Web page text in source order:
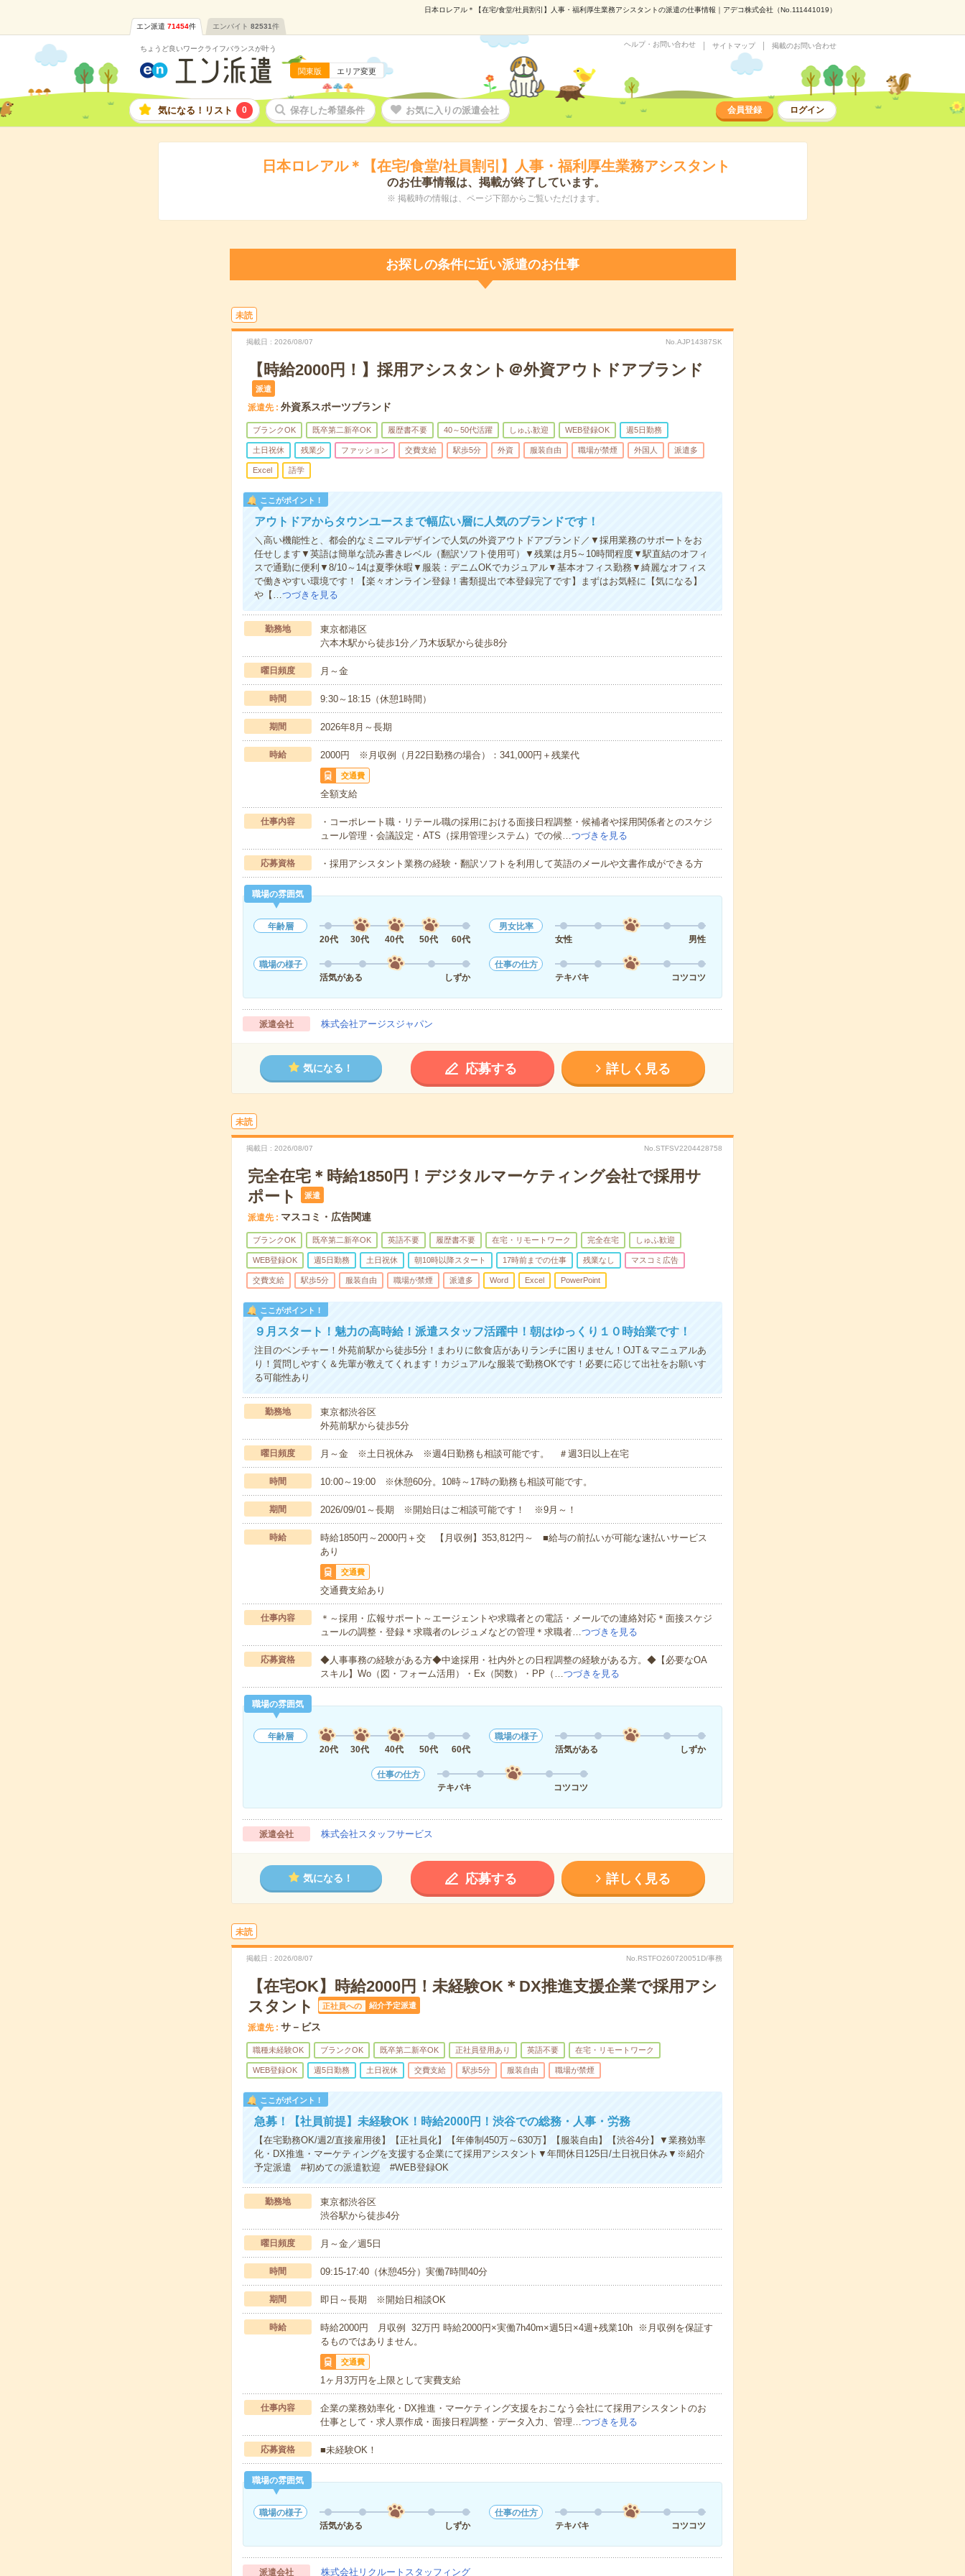
日本ロレアル＊【在宅/食堂/社員割引】人事・福利厚生業務アシスタントの派遣の仕事情報｜アデコ株式会社（No.111441019）
エン派遣 71454件 エンバイト 82531件
ちょうど良いワークライフバランスが叶う
関東版 エリア変更
ヘルプ・お問い合わせ サイトマップ 掲載のお問い合わせ
気になる！リスト 0 保存した希望条件 お気に入りの派遣会社 会員登録 ログイン
日本ロレアル＊【在宅/食堂/社員割引】人事・福利厚生業務アシスタント
のお仕事情報は、掲載が終了しています。
※ 掲載時の情報は、ページ下部からご覧いただけます。
お探しの条件に近い派遣のお仕事
未読
掲載日 2026/08/07 No.AJP14387SK
【時給2000円！】採用アシスタント＠外資アウトドアブランド
派遣
派遣先 外資系スポーツブランド
ブランクOK 既卒第二新卒OK 履歴書不要 40～50代活躍 しゅふ歓迎 WEB登録OK 週5日勤務
土日祝休 残業少 ファッション 交費支給 駅歩5分 外資 服装自由 職場が禁煙 外国人 派遣多
Excel 語学
ここがポイント！
アウトドアからタウンユースまで幅広い層に人気のブランドです！
＼高い機能性と、都会的なミニマルデザインで人気の外資アウトドアブランド／▼採用業務のサポートをお
任せします▼英語は簡単な読み書きレベル（翻訳ソフト使用可）▼残業は月5～10時間程度▼駅直結のオフィ
スで通勤に便利▼8/10～14は夏季休暇▼服装：デニムOKでカジュアル▼基本オフィス勤務▼綺麗なオフィス
で働きやすい環境です！【楽々オンライン登録！書類提出で本登録完了です】まずはお気軽に【気になる】
や【…つづきを見る
勤務地
東京都港区
六本木駅から徒歩1分／乃木坂駅から徒歩8分
曜日頻度 月～金
時間 9:30～18:15（休憩1時間）
期間 2026年8月～長期
時給 2000円 ※月収例（月22日勤務の場合）：341,000円＋残業代
交通費
全額支給
仕事内容
・コーポレート職・リテール職の採用における面接日程調整・候補者や採用関係者とのスケジ
ュール管理・会議設定・ATS（採用管理システム）での候…つづきを見る
応募資格 ・採用アシスタント業務の経験・翻訳ソフトを利用して英語のメールや文書作成ができる方
職場の雰囲気
年齢層
20代
30代 40代 50代 60代
男女比率
女性
男性
職場の様子
活気がある
しずか
仕事の仕方
テキパキ
コツコツ
派遣会社 株式会社アージスジャパン
気になる！ 応募する 詳しく見る
未読
掲載日 2026/08/07 No.STFSV2204428758
完全在宅＊時給1850円！デジタルマーケティング会社で採用サ
ポート
派遣
派遣先 マスコミ・広告関連
ブランクOK 既卒第二新卒OK 英語不要 履歴書不要 在宅・リモートワーク 完全在宅 しゅふ歓迎
WEB登録OK 週5日勤務 土日祝休 朝10時以降スタート 17時前までの仕事 残業なし マスコミ広告
交費支給 駅歩5分 服装自由 職場が禁煙 派遣多 Word Excel PowerPoint
ここがポイント！
９月スタート！魅力の高時給！派遣スタッフ活躍中！朝はゆっくり１０時始業です！
注目のベンチャー！外苑前駅から徒歩5分！まわりに飲食店がありランチに困りません！OJT＆マニュアルあ
り！質問しやすく＆先輩が教えてくれます！カジュアルな服装で勤務OKです！必要に応じて出社をお願いす
る可能性あり
勤務地
東京都渋谷区
外苑前駅から徒歩5分
曜日頻度 月～金 ※土日祝休み ※週4日勤務も相談可能です。 ＃週3日以上在宅
時間 10:00～19:00 ※休憩60分。10時～17時の勤務も相談可能です。
期間 2026/09/01～長期 ※開始日はご相談可能です！ ※9月～！
時給
時給1850円～2000円＋交 【月収例】353,812円～ ■給与の前払いが可能な速払いサービス
あり
交通費
交通費支給あり
仕事内容
＊～採用・広報サポート～エージェントや求職者との電話・メールでの連絡対応＊面接スケジ
ュールの調整・登録＊求職者のレジュメなどの管理＊求職者…つづきを見る
応募資格
◆人事事務の経験がある方◆中途採用・社内外との日程調整の経験がある方。◆【必要なOA
スキル】Wo（図・フォーム活用）・Ex（関数）・PP（…つづきを見る
職場の雰囲気
年齢層
20代
30代 40代 50代 60代
職場の様子
活気がある
しずか
仕事の仕方
テキパキ
コツコツ
派遣会社 株式会社スタッフサービス
気になる！ 応募する 詳しく見る
未読
掲載日 2026/08/07 No.RSTFO260720051D/事務
【在宅OK】時給2000円！未経験OK＊DX推進支援企業で採用アシ
スタント
正社員への 紹介予定派遣
派遣先 サ－ビス
職種未経験OK ブランクOK 既卒第二新卒OK 正社員登用あり 英語不要 在宅・リモートワーク
WEB登録OK 週5日勤務 土日祝休 交費支給 駅歩5分 服装自由 職場が禁煙
ここがポイント！
急募！【社員前提】未経験OK！時給2000円！渋谷での総務・人事・労務
【在宅勤務OK/週2/直接雇用後】【正社員化】【年俸制450万～630万】【服装自由】【渋谷4分】▼業務効率
化・DX推進・マーケティングを支援する企業にて採用アシスタント▼年間休日125日/土日祝日休み▼※紹介
予定派遣 #初めての派遣歓迎 #WEB登録OK
勤務地
東京都渋谷区
渋谷駅から徒歩4分
曜日頻度 月～金／週5日
時間 09:15-17:40（休憩45分）実働7時間40分
期間 即日～長期 ※開始日相談OK
時給
時給2000円 月収例 32万円 時給2000円×実働7h40m×週5日×4週+残業10h ※月収例を保証す
るものではありません。
交通費
1ヶ月3万円を上限として実費支給
仕事内容
企業の業務効率化・DX推進・マーケティング支援をおこなう会社にて採用アシスタントのお
仕事として・求人票作成・面接日程調整・データ入力、管理…つづきを見る
応募資格 ■未経験OK！
職場の雰囲気
職場の様子
活気がある
しずか
仕事の仕方
テキパキ
コツコツ
派遣会社 株式会社リクルートスタッフィング